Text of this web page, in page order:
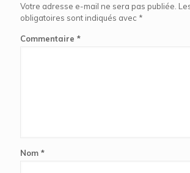
Votre adresse e-mail ne sera pas publiée.
obligatoires sont indiqués avec *
Commentaire *
Nom *